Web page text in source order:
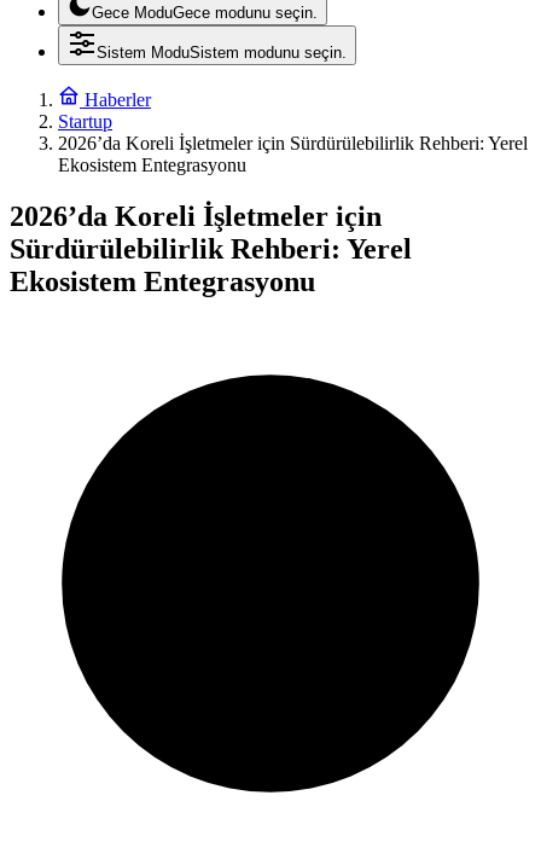
Gece ModuGece modunu seçin.
Sistem ModuSistem modunu seçin.
Haberler
Startup
2026’da Koreli İşletmeler için Sürdürülebilirlik Rehberi: Yerel
Ekosistem Entegrasyonu
2026’da Koreli İşletmeler için
Sürdürülebilirlik Rehberi: Yerel
Ekosistem Entegrasyonu